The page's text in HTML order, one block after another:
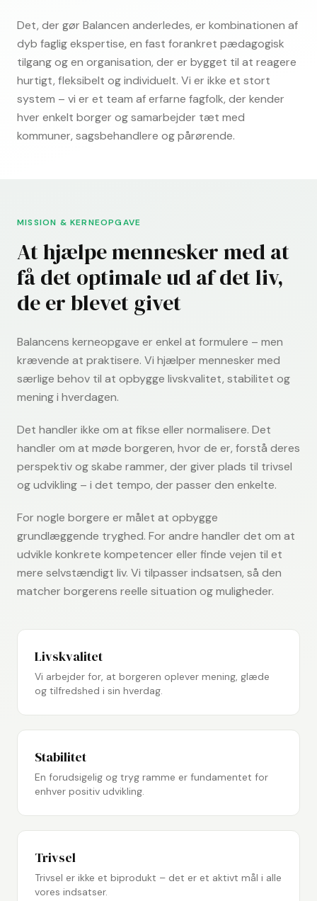
Det, der gør Balancen anderledes, er kombinationen af
dyb faglig ekspertise, en fast forankret pædagogisk
tilgang og en organisation, der er bygget til at reagere
hurtigt, fleksibelt og individuelt. Vi er ikke et stort
system – vi er et team af erfarne fagfolk, der kender
hver enkelt borger og samarbejder tæt med
kommuner, sagsbehandlere og pårørende.
MISSION & KERNEOPGAVE
At hjælpe mennesker med at
få det optimale ud af det liv,
de er blevet givet
Balancens kerneopgave er enkel at formulere – men
krævende at praktisere. Vi hjælper mennesker med
særlige behov til at opbygge livskvalitet, stabilitet og
mening i hverdagen.
Det handler ikke om at fikse eller normalisere. Det
handler om at møde borgeren, hvor de er, forstå deres
perspektiv og skabe rammer, der giver plads til trivsel
og udvikling – i det tempo, der passer den enkelte.
For nogle borgere er målet at opbygge
grundlæggende tryghed. For andre handler det om at
udvikle konkrete kompetencer eller finde vejen til et
mere selvstændigt liv. Vi tilpasser indsatsen, så den
matcher borgerens reelle situation og muligheder.
Livskvalitet
Vi arbejder for, at borgeren oplever mening, glæde
og tilfredshed i sin hverdag.
Stabilitet
En forudsigelig og tryg ramme er fundamentet for
enhver positiv udvikling.
Trivsel
Trivsel er ikke et biprodukt – det er et aktivt mål i alle
vores indsatser.